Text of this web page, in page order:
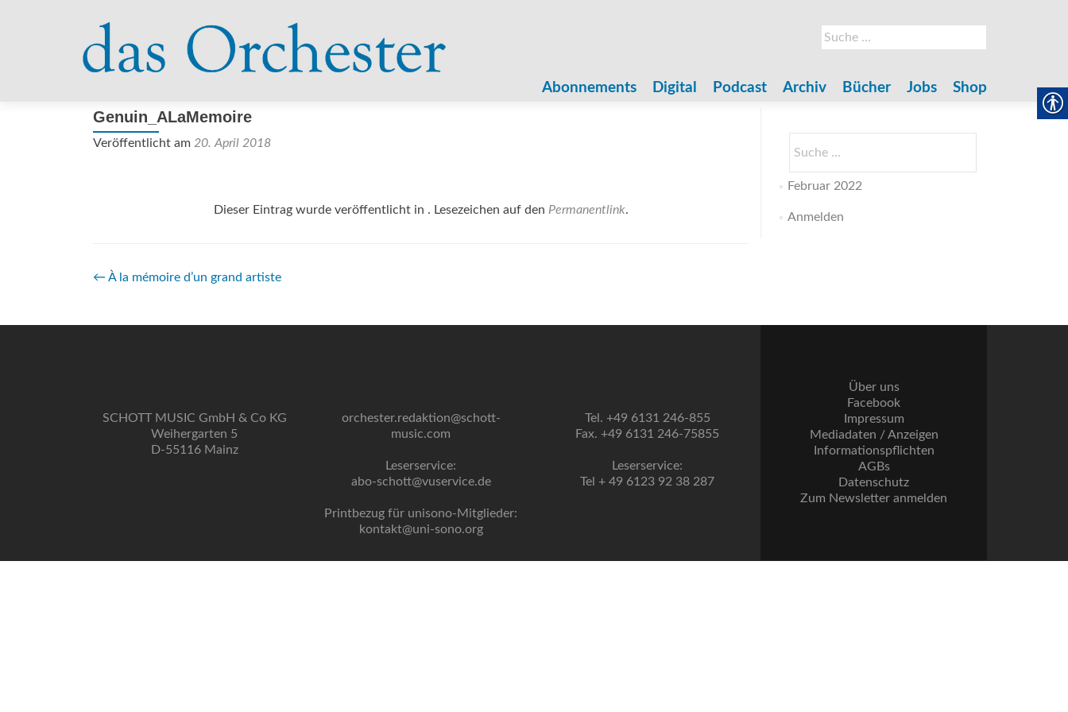
Suche
nach:
Abonnements Digital Podcast Archiv Bücher Jobs Shop
Genuin_ALaMemoire
Veröffentlicht am 20. April 2018
Dieser Eintrag wurde veröffentlicht in . Lesezeichen auf den Permanentlink.
Beitrags-
← À la mémoire d’un grand artiste
nach:
Februar 2022
Anmelden
SCHOTT MUSIC GmbH & Co KG
Weihergarten 5
D-55116 Mainz
orchester.redaktion@schott-
music.com
Leserservice:
abo-schott@vuservice.de
Printbezug für unisono-Mitglieder:
kontakt@uni-sono.org
Tel. +49 6131 246-855
Fax. +49 6131 246-75855
Leserservice:
Tel + 49 6123 92 38 287
Über uns
Facebook
Impressum
Mediadaten / Anzeigen
Informationspflichten
AGBs
Datenschutz
Zum Newsletter anmelden